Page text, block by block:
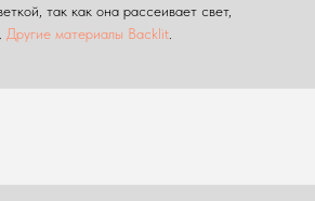
так как она рассеивает свет,
Другие материалы Backlit